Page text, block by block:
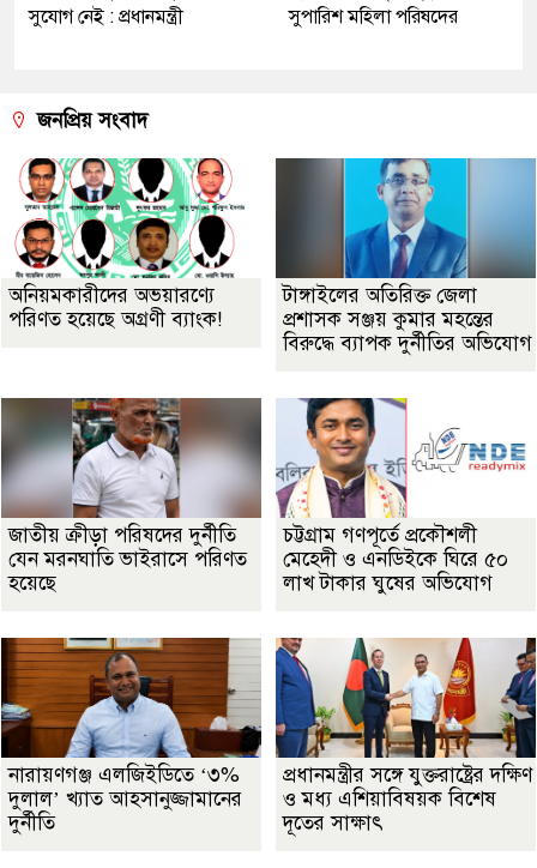
সুযোগ নেই : প্রধানমন্ত্রী
সুপারিশ মহিলা পরিষদের
জনপ্রিয় সংবাদ
অনিয়মকারীদের অভয়ারণ্যে
পরিণত হয়েছে অগ্রণী ব্যাংক!
টাঙ্গাইলের অতিরিক্ত জেলা
প্রশাসক সঞ্জয় কুমার মহন্তের
বিরুদ্ধে ব্যাপক দুর্নীতির অভিযোগ
জাতীয় ক্রীড়া পরিষদের দুর্নীতি
যেন মরনঘাতি ভাইরাসে পরিণত
হয়েছে
চট্টগ্রাম গণপূর্তে প্রকৌশলী
মেহেদী ও এনডিইকে ঘিরে ৫০
লাখ টাকার ঘুষের অভিযোগ
নারায়ণগঞ্জ এলজিইডিতে ‘৩%
দুলাল’ খ্যাত আহসানুজ্জামানের
দুর্নীতি
প্রধানমন্ত্রীর সঙ্গে যুক্তরাষ্ট্রের দক্ষিণ
ও মধ্য এশিয়াবিষয়ক বিশেষ
দূতের সাক্ষাৎ